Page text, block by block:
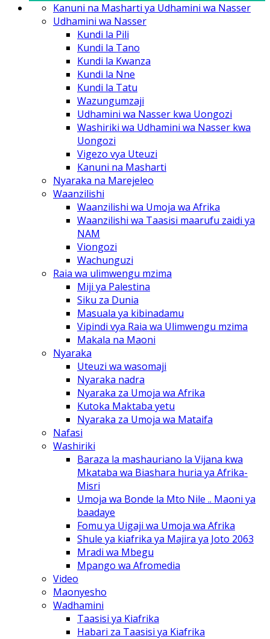
Kanuni na Masharti ya Udhamini wa Nasser
Udhamini wa Nasser
Kundi la Pili
Kundi la Tano
Kundi la Kwanza
Kundi la Nne
Kundi la Tatu
Wazungumzaji
Udhamini wa Nasser kwa Uongozi
Washiriki wa Udhamini wa Nasser kwa
Uongozi
Vigezo vya Uteuzi
Kanuni na Masharti
Nyaraka na Marejeleo
Waanzilishi
Waanzilishi wa Umoja wa Afrika
Waanzilishi wa Taasisi maarufu zaidi ya
NAM
Viongozi
Wachunguzi
Raia wa ulimwengu mzima
Miji ya Palestina
Siku za Dunia
Masuala ya kibinadamu
Vipindi vya Raia wa Ulimwengu mzima
Makala na Maoni
Nyaraka
Uteuzi wa wasomaji
Nyaraka nadra
Nyaraka za Umoja wa Afrika
Kutoka Maktaba yetu
Nyaraka za Umoja wa Mataifa
Nafasi
Washiriki
Baraza la mashauriano la Vijana kwa
Mkataba wa Biashara huria ya Afrika-
Misri
Umoja wa Bonde la Mto Nile .. Maoni ya
baadaye
Fomu ya Uigaji wa Umoja wa Afrika
Shule ya kiafrika ya Majira ya Joto 2063
Mradi wa Mbegu
Mpango wa Afromedia
Video
Maonyesho
Wadhamini
Taasisi ya Kiafrika
Habari za Taasisi ya Kiafrika